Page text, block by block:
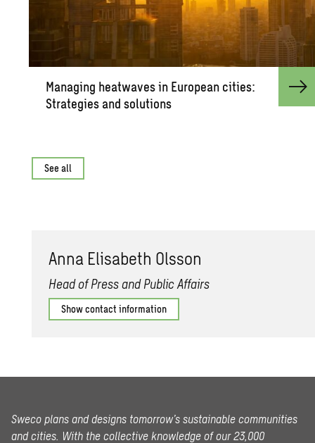
Man­ag­ing heat­waves in Eu­ro­pean cities:
Strate­gies and so­lu­tions
See all
Anna Elis­a­beth Ols­son
Head of Press and Public Affairs
Show contact information
Sweco plans and designs tomorrow’s sustainable communities
and cities. With the collective knowledge of our 23,000